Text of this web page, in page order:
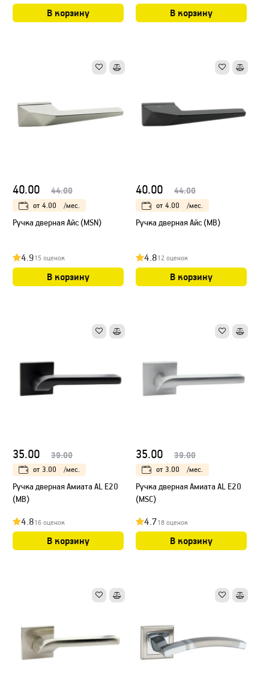
В корзину В корзину
40.00 44.00
от 4.00 /мес.
Ручка дверная Айс (MSN)
4.915 оценок
В корзину
40.00 44.00
от 4.00 /мес.
Ручка дверная Айс (МB)
4.812 оценок
В корзину
35.00 39.00
от 3.00 /мес.
Ручка дверная Амиата AL E20
(MB)
4.816 оценок
В корзину
35.00 39.00
от 3.00 /мес.
Ручка дверная Амиата AL E20
(MSC)
4.718 оценок
В корзину